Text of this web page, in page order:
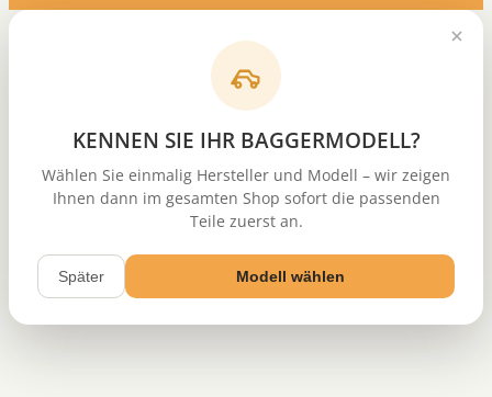
KENNEN SIE IHR BAGGERMODELL?
Wählen Sie einmalig Hersteller und Modell – wir zeigen
Ihnen dann im gesamten Shop sofort die passenden
Teile zuerst an.
Später Modell wählen